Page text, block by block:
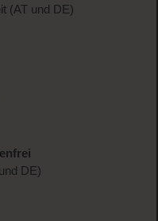
(AT und DE)
DE)